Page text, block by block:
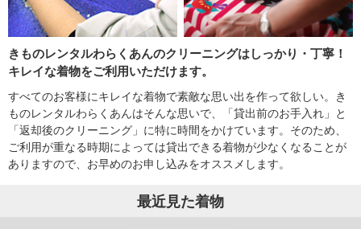
きものレンタルわらくあんのクリーニングはしっかり・丁寧！
キレイな着物をご利用いただけます。
すべてのお客様にキレイな着物で素敵な思い出を作って欲しい。き
ものレンタルわらくあんはそんな思いで、「貸出前のお手入れ」と
「返却後のクリーニング」に特に時間をかけています。そのため、
ご利用が重なる時期によっては貸出できる着物が少なくなることが
ありますので、お早めのお申し込みをオススメします。
最近見た着物